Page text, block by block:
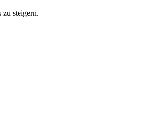
steigern.